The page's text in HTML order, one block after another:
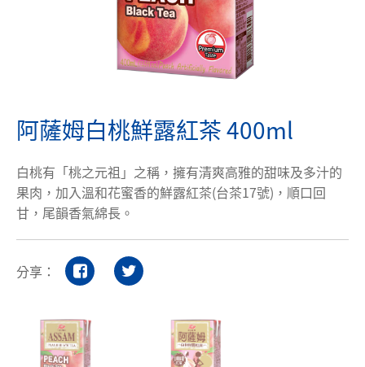
阿薩姆白桃鮮露紅茶 400ml
白桃有「桃之元祖」之稱，擁有清爽高雅的甜味及多汁的
果肉，加入溫和花蜜香的鮮露紅茶(台茶17號)，順口回
甘，尾韻香氣綿長。
分享：